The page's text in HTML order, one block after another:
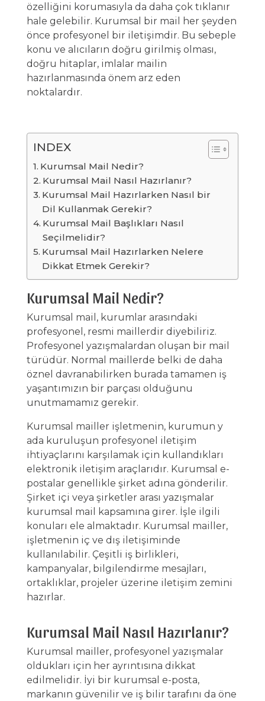
özelliğini korumasıyla da daha çok tıklanır
hale gelebilir. Kurumsal bir mail her şeyden
önce profesyonel bir iletişimdir. Bu sebeple
konu ve alıcıların doğru girilmiş olması,
doğru hitaplar, imlalar mailin
hazırlanmasında önem arz eden
noktalardır.
INDEX
Kurumsal Mail Nedir?
Kurumsal Mail Nasıl Hazırlanır?
Kurumsal Mail Hazırlarken Nasıl bir
Dil Kullanmak Gerekir?
Kurumsal Mail Başlıkları Nasıl
Seçilmelidir?
Kurumsal Mail Hazırlarken Nelere
Dikkat Etmek Gerekir?
Kurumsal Mail Nedir?
Kurumsal mail, kurumlar arasındaki
profesyonel, resmi maillerdir diyebiliriz.
Profesyonel yazışmalardan oluşan bir mail
türüdür. Normal maillerde belki de daha
öznel davranabilirken burada tamamen iş
yaşantımızın bir parçası olduğunu
unutmamamız gerekir.
Kurumsal mailler işletmenin, kurumun y
ada kuruluşun profesyonel iletişim
ihtiyaçlarını karşılamak için kullandıkları
elektronik iletişim araçlarıdır. Kurumsal e-
postalar genellikle şirket adına gönderilir.
Şirket içi veya şirketler arası yazışmalar
kurumsal mail kapsamına girer. İşle ilgili
konuları ele almaktadır. Kurumsal mailler,
işletmenin iç ve dış iletişiminde
kullanılabilir. Çeşitli iş birlikleri,
kampanyalar, bilgilendirme mesajları,
ortaklıklar, projeler üzerine iletişim zemini
hazırlar.
Kurumsal Mail Nasıl Hazırlanır?
Kurumsal mailler, profesyonel yazışmalar
oldukları için her ayrıntısına dikkat
edilmelidir. İyi bir kurumsal e-posta,
markanın güvenilir ve iş bilir tarafını da öne